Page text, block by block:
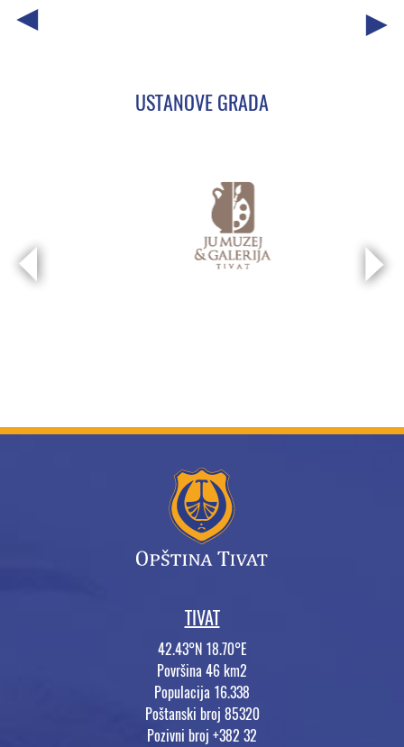
USTANOVE GRADA
TIVAT
42.43°N 18.70°E
Površina 46 km2
Populacija 16.338
Poštanski broj 85320
Pozivni broj +382 32